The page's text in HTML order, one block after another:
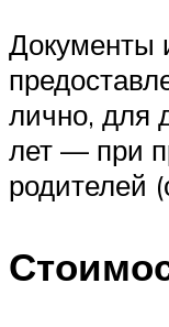
Документы
лично, для
лет — при
родителей